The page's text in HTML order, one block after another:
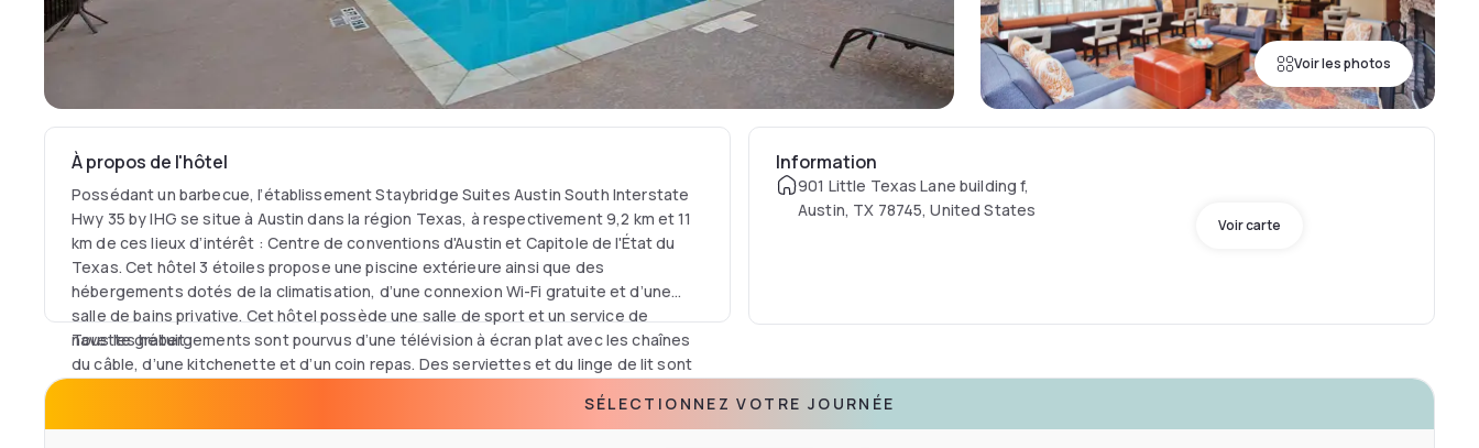
Voir les photos
À propos de l'hôtel
Possédant un barbecue, l’établissement Staybridge Suites Austin South Interstate
Hwy 35 by IHG se situe à Austin dans la région Texas, à respectivement 9,2 km et 11
km de ces lieux d’intérêt : Centre de conventions d'Austin et Capitole de l'État du
Texas. Cet hôtel 3 étoiles propose une piscine extérieure ainsi que des
hébergements dotés de la climatisation, d’une connexion Wi-Fi gratuite et d’une
salle de bains privative. Cet hôtel possède une salle de sport et un service de
navette gratuit.
Tous les hébergements sont pourvus d’une télévision à écran plat avec les chaînes
du câble, d’une kitchenette et d’un coin repas. Des serviettes et du linge de lit sont
Sur place, vous trouverez une réception ouverte 24h/24, un salon commun et un
Information
901 Little Texas Lane building f,
Austin, TX 78745, United States
Voir carte
SÉLECTIONNEZ VOTRE JOURNÉE